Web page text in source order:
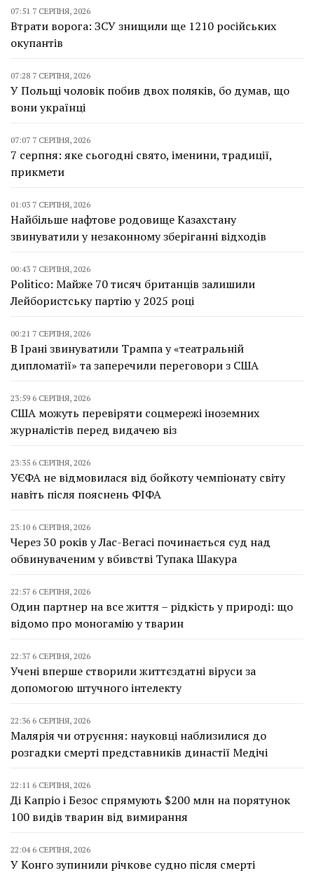
07:51 7 СЕРПНЯ, 2026
Втрати ворога: ЗСУ знищили ще 1210 російських
окупантів
07:28 7 СЕРПНЯ, 2026
У Польщі чоловік побив двох поляків, бо думав, що
вони українці
07:07 7 СЕРПНЯ, 2026
7 серпня: яке сьогодні свято, іменини, традиції,
прикмети
01:03 7 СЕРПНЯ, 2026
Найбільше нафтове родовище Казахстану
звинуватили у незаконному зберіганні відходів
00:43 7 СЕРПНЯ, 2026
Politico: Майже 70 тисяч британців залишили
Лейбористську партію у 2025 році
00:21 7 СЕРПНЯ, 2026
В Ірані звинуватили Трампа у «театральній
дипломатії» та заперечили переговори з США
23:59 6 СЕРПНЯ, 2026
США можуть перевіряти соцмережі іноземних
журналістів перед видачею віз
23:35 6 СЕРПНЯ, 2026
УЄФА не відмовилася від бойкоту чемпіонату світу
навіть після пояснень ФІФА
23:10 6 СЕРПНЯ, 2026
Через 30 років у Лас-Вегасі починається суд над
обвинуваченим у вбивстві Тупака Шакура
22:57 6 СЕРПНЯ, 2026
Один партнер на все життя – рідкість у природі: що
відомо про моногамію у тварин
22:37 6 СЕРПНЯ, 2026
Учені вперше створили життєздатні віруси за
допомогою штучного інтелекту
22:36 6 СЕРПНЯ, 2026
Малярія чи отруєння: науковці наблизилися до
розгадки смерті представників династії Медічі
22:11 6 СЕРПНЯ, 2026
Ді Капріо і Безос спрямують $200 млн на порятунок
100 видів тварин від вимирання
22:04 6 СЕРПНЯ, 2026
У Конго зупинили річкове судно після смерті